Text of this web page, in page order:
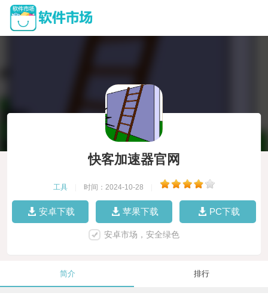
快客加速器官网
工具 时间：2024-10-28
安卓下载 苹果下载 PC下载
安卓市场，安全绿色
简介 排行